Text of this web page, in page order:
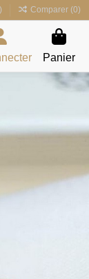
) Comparer (0)
Panier